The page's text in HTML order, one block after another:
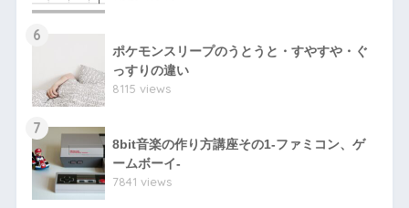
6
ポケモンスリープのうとうと・すやすや・ぐ
っすりの違い
8115 views
7
8bit音楽の作り方講座その1-ファミコン、ゲ
ームボーイ-
7841 views